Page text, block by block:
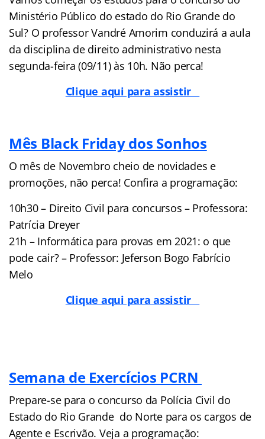
Ministério Público do estado do Rio Grande do
Sul? O professor Vandré Amorim conduzirá a aula
da disciplina de direito administrativo nesta
segunda-feira (09/11) às 10h. Não perca!
Clique aqui para assistir
Mês Black Friday dos Sonhos
O mês de Novembro cheio de novidades e
promoções, não perca! Confira a programação:
10h30 – Direito Civil para concursos – Professora:
Patrícia Dreyer
21h – Informática para provas em 2021: o que
pode cair? – Professor: Jeferson Bogo Fabrício
Melo
Clique aqui para assistir
Semana de Exercícios PCRN
Prepare-se para o concurso da Polícia Civil do
Estado do Rio Grande do Norte para os cargos de
Agente e Escrivão. Veja a programação: